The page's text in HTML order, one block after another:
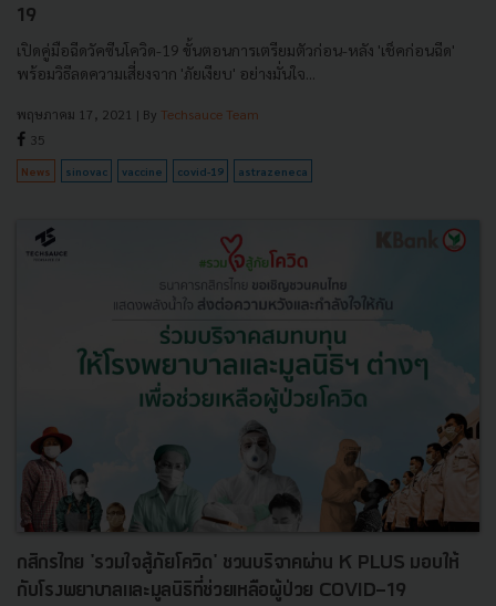
19
เปิดคู่มือฉีดวัคซีนโควิด-19 ขั้นตอนการเตรียมตัวก่อน-หลัง 'เช็คก่อนฉีด'
พร้อมวิธีลดความเสี่ยงจาก 'ภัยเงียบ' อย่างมั่นใจ...
พฤษภาคม 17, 2021 | By Techsauce Team
35
News sinovac vaccine covid-19 astrazeneca
กสิกรไทย 'รวมใจสู้ภัยโควิด' ชวนบริจาคผ่าน K PLUS มอบให้
กับโรงพยาบาลและมูลนิธิที่ช่วยเหลือผู้ป่วย COVID-19